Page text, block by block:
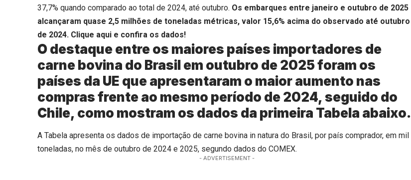
37,7% quando comparado ao total de 2024, até outubro. Os embarques entre janeiro e outubro de 2025
alcançaram quase 2,5 milhões de toneladas métricas, valor 15,6% acima do observado até outubro
de 2024. Clique aqui e confira os dados!
O destaque entre os maiores países importadores de
carne bovina do Brasil em outubro de 2025 foram os
países da UE que apresentaram o maior aumento nas
compras frente ao mesmo período de 2024, seguido do
Chile, como mostram os dados da primeira Tabela abaixo.
A Tabela apresenta os dados de importação de carne bovina in natura do Brasil, por país comprador, em mil
toneladas, no mês de outubro de 2024 e 2025, segundo dados do COMEX.
- ADVERTISEMENT -